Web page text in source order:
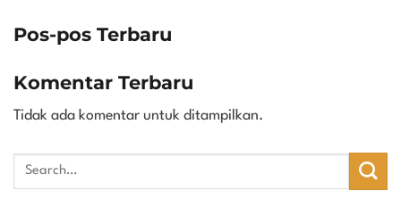
Pos-pos Terbaru
Komentar Terbaru
Tidak ada komentar untuk ditampilkan.